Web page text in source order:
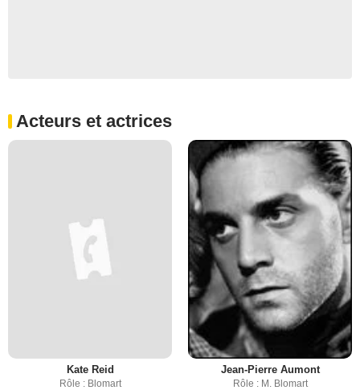
Acteurs et actrices
Kate Reid
Rôle : Blomart
Jean-Pierre Aumont
Rôle : M. Blomart